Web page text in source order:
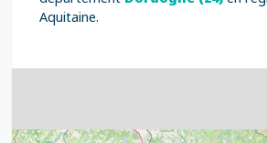
Aquitaine.